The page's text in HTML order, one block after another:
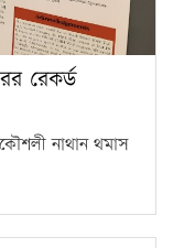
রেকর্ড
নাথান থমাস